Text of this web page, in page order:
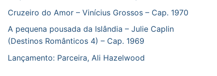
Cruzeiro do Amor – Vinícius Grossos – Cap. 1970
A pequena pousada da Islândia – Julie Caplin
(Destinos Românticos 4) – Cap. 1969
Lançamento: Parceira, Ali Hazelwood